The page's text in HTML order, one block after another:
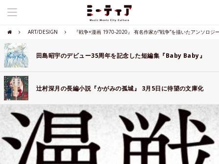
ART/DESIGN 『戦争×漫画 1970-2020』 有名作家が“戦争”を描いたアンソロジ
田島昭宇のデビュー35周年を記念した短編集『Baby Baby』
辻村深月の長編小説『かがみの孤城』 3月5日に待望の文庫化